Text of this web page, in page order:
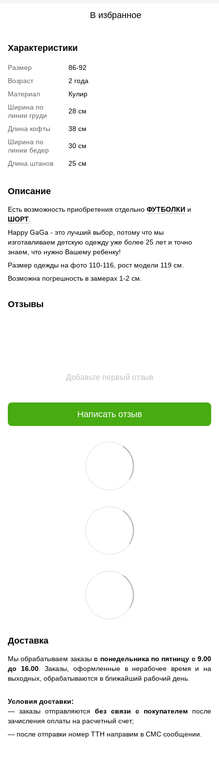
В избранное
Характеристики
Размер
86-92
Возраст
2 года
Материал
Кулир
Ширина по
линии груди
28 см
Длина кофты
38 см
Ширина по
линии бедер
30 см
Длина штанов 25 см
Описание
Есть возможность приобретения отдельно ФУТБОЛКИ и
ШОРТ.
Happy GaGa - это лучший выбор, потому что мы
изготавливаем детскую одежду уже более 25 лет и точно
знаем, что нужно Вашему ребенку!
Размер одежды на фото 110-116, рост модели 119 см.
Возможна погрешность в замерах 1-2 см.
Отзывы
Добавьте первый отзыв
Написать отзыв
Доставка
Мы обрабатываем заказыс понедельника по пятницу с 9.00
до 16.00. Заказы, оформленные в нерабочее время и на
выходных, обрабатываются в ближайший рабочий день.
Условия доставки:
— заказы отправляются без связи с покупателем после
зачисления оплаты на расчетный счет;
— после отправки номер ТТН направим в СМС сообщении.